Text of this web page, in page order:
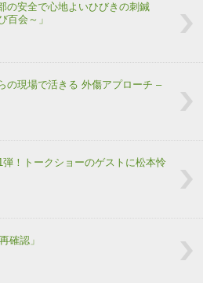
の安全で心地よいひびきの刺鍼
百会～」
の現場で活きる 外傷アプローチ –
！トークショーのゲストに松本怜
確認」